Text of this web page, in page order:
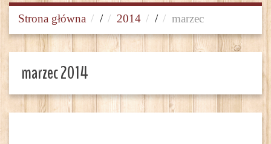
Strona główna / 2014 / marzec
marzec 2014